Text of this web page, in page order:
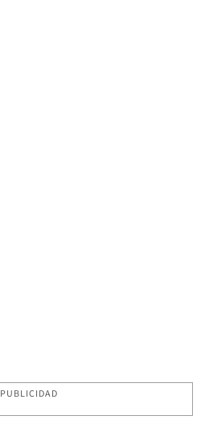
PUBLICIDAD